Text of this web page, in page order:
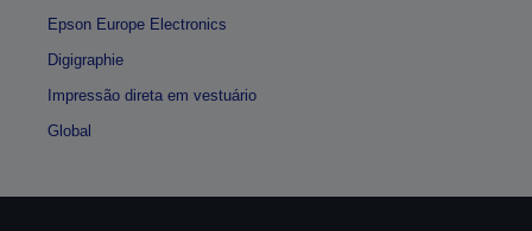
Epson Europe Electronics
Digigraphie
Impressão direta em vestuário
Global